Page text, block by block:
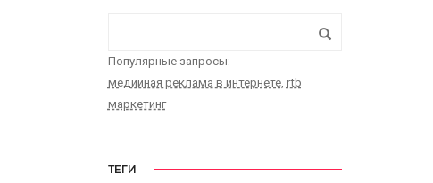
Популярные запросы:
медийная реклама в интернете, rtb
маркетинг
ТЕГИ